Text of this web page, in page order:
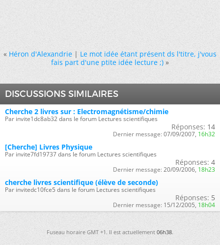
« Héron d'Alexandrie|Le mot idée étant présent ds l'titre, j'vous
fais part d'une ptite idée lecture ;) »
DISCUSSIONS SIMILAIRES
Cherche 2 livres sur : Electromagnétisme/chimie
Par invite1dc8ab32 dans le forum Lectures scientifiques
Réponses: 14
Dernier message: 07/09/2007, 16h32
[Cherche] Livres Physique
Par invite7fd19737 dans le forum Lectures scientifiques
Réponses: 4
Dernier message: 20/09/2006, 18h23
cherche livres scientifique (élève de seconde)
Par invitedc10fce5 dans le forum Lectures scientifiques
Réponses: 5
Dernier message: 15/12/2005, 18h04
Fuseau horaire GMT +1. Il est actuellement06h38.